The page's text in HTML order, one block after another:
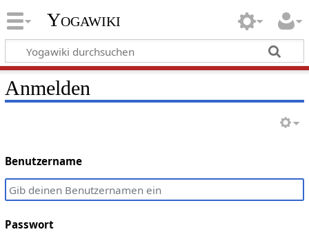
Yogawiki
Anmelden
Benutzername
Passwort